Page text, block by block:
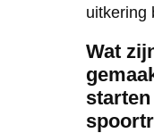
uitkering
Wat